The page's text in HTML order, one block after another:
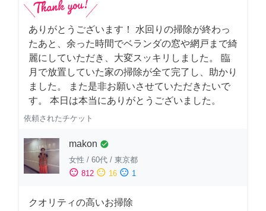
ありがとうございます！ 水回りの掃除が終わっ
たあと、余った時間でベランダの窓や網戸まで綺
麗にしていただき、大変スッキリしました。 臨
月で放置していた家の掃除が全て完了し、助かり
ました。 また是非お願いさせていただきたいで
す。 本日は本当にありがとうございました。
依頼されたチケット
makon check_circle
女性 / 60代 / 東京都
sentiment_satisfied 812 sentiment_neutral 16 sentiment_dissatisfied 1
クオリティの高いお掃除